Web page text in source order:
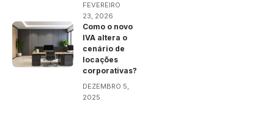
FEVEREIRO
23, 2026
Como o novo
IVA altera o
cenário de
locações
corporativas?
DEZEMBRO 5,
2025